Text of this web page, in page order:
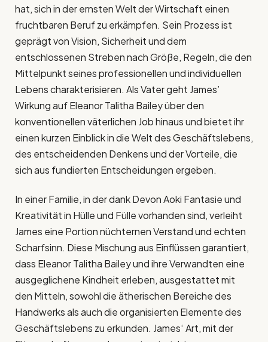
hat, sich in der ernsten Welt der Wirtschaft einen
fruchtbaren Beruf zu erkämpfen. Sein Prozess ist
geprägt von Vision, Sicherheit und dem
entschlossenen Streben nach Größe, Regeln, die den
Mittelpunkt seines professionellen und individuellen
Lebens charakterisieren. Als Vater geht James’
Wirkung auf Eleanor Talitha Bailey über den
konventionellen väterlichen Job hinaus und bietet ihr
einen kurzen Einblick in die Welt des Geschäftslebens,
des entscheidenden Denkens und der Vorteile, die
sich aus fundierten Entscheidungen ergeben.
In einer Familie, in der dank Devon Aoki Fantasie und
Kreativität in Hülle und Fülle vorhanden sind, verleiht
James eine Portion nüchternen Verstand und echten
Scharfsinn. Diese Mischung aus Einflüssen garantiert,
dass Eleanor Talitha Bailey und ihre Verwandten eine
ausgeglichene Kindheit erleben, ausgestattet mit
den Mitteln, sowohl die ätherischen Bereiche des
Handwerks als auch die organisierten Elemente des
Geschäftslebens zu erkunden. James‘ Art, mit der